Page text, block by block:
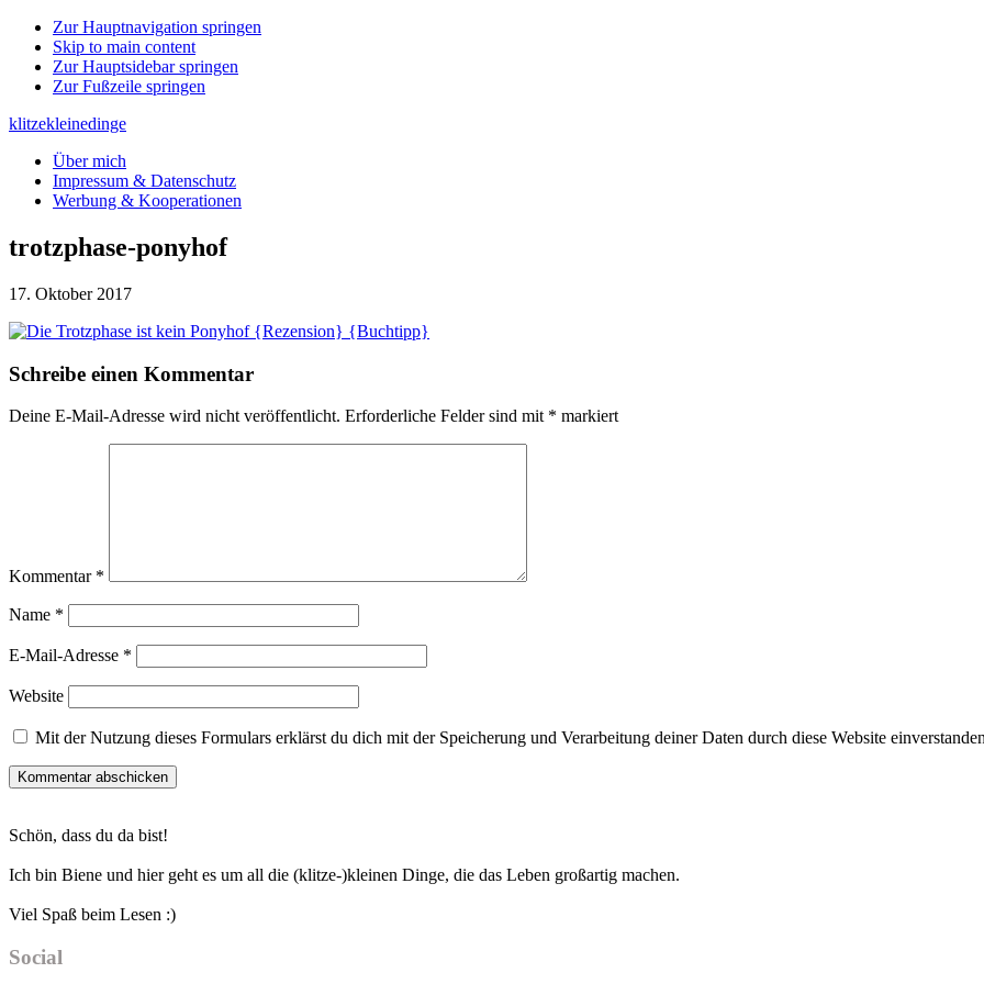
Zur Hauptnavigation springen
Skip to main content
Zur Hauptsidebar springen
Zur Fußzeile springen
klitzekleinedinge
Über mich
Impressum & Datenschutz
Werbung & Kooperationen
trotzphase-ponyhof
17. Oktober 2017
Leser-
Schreibe einen Kommentar
Deine E-Mail-Adresse wird nicht veröffentlicht. Erforderliche Felder sind mit * markiert
Kommentar *
Name *
E-Mail-Adresse *
Website
Mit der Nutzung dieses Formulars erklärst du dich mit der Speicherung und Verarbeitung deiner Daten durch diese Website
Sidebar
Schön, dass du da bist!
Ich bin Biene und hier geht es um all die (klitze-)kleinen Dinge, die das Leben großartig machen.
Viel Spaß beim Lesen :)
Social